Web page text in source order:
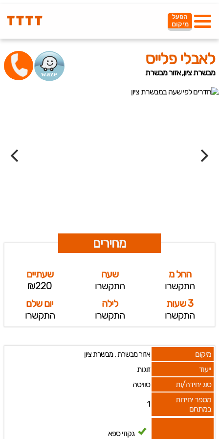
הפעל
מיקום
לאבלי פלייס
מבשרת ציון, אזור מבשרת
מחירים
החל מ
התקשרו
שעה
התקשרו
שעתיים
₪220
3 שעות
התקשרו
לילה
התקשרו
יום שלם
התקשרו
מיקום אזור מבשרת,מבשרת ציון
ייעוד
זוגות
סוג יחידה/ות
סוויטה
מספר יחידות
במתחם
1
גקוזי ספא